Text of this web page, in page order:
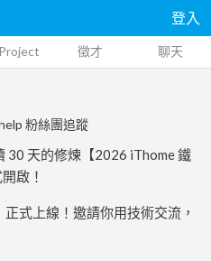
登入
徵才 聊天
粉絲團追蹤
30 天的修煉【2026 iThome 鐵
啟！
式上線！邀請你用技術交流，